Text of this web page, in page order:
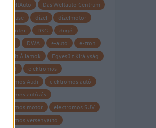
Das WeltAuto
Das Weltauto Centrum
Datahouse
dízel
dízelmotor
dízel motor
DSG
dugó
DWA e-autó
e-tron
Egyesült Államok
Egyesült Királyság
eHybrid
elektromos
elektromos Audi
elektromos autó
elektromos autózás
elektromos motor
elektromos SUV
elektromos versenyautó